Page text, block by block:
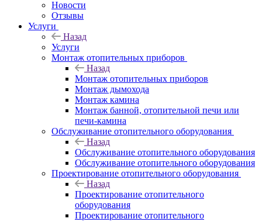
Новости
Отзывы
Услуги
Назад
Услуги
Монтаж отопительных приборов
Назад
Монтаж отопительных приборов
Монтаж дымохода
Монтаж камина
Монтаж банной, отопительной печи или
печи-камина
Обслуживание отопительного оборудования
Назад
Обслуживание отопительного оборудования
Обслуживание отопительного оборудования
Проектирование отопительного оборудования
Назад
Проектирование отопительного
оборудования
Проектирование отопительного